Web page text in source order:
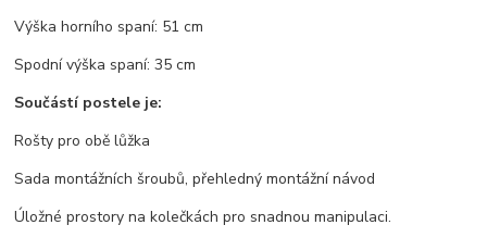
Výška horního spaní: 51 cm
Spodní výška spaní: 35 cm
Součástí postele je:
Rošty pro obě lůžka
Sada montážních šroubů, přehledný montážní návod
Úložné prostory na kolečkách pro snadnou manipulaci.